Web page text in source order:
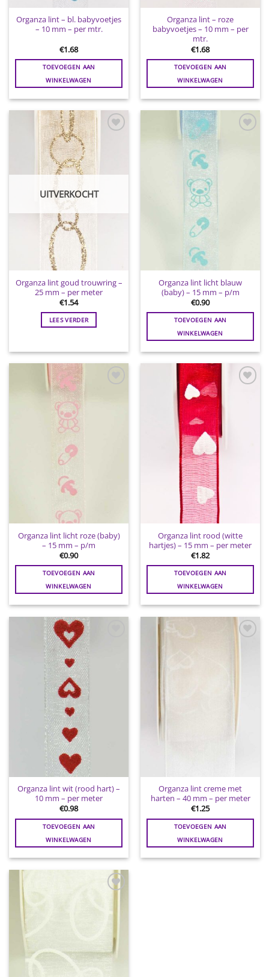
Organza lint – bl. babyvoetjes
– 10 mm – per mtr.
€1.68
TOEVOEGEN AAN
WINKELWAGEN
Organza lint – roze
babyvoetjes – 10 mm – per
mtr.
€1.68
TOEVOEGEN AAN
WINKELWAGEN
Toevoegen
UITVERKOCHT
Organza lint goud trouwring –
25 mm – per meter
€1.54
LEES VERDER
Organza lint licht blauw
(baby) – 15 mm – p/m
€0.90
TOEVOEGEN AAN
WINKELWAGEN
Organza lint licht roze (baby)
– 15 mm – p/m
€0.90
TOEVOEGEN AAN
WINKELWAGEN
Organza lint rood (witte
hartjes) – 15 mm – per meter
€1.82
TOEVOEGEN AAN
WINKELWAGEN
Toevoegen
Organza lint wit (rood hart) –
10 mm – per meter
€0.98
TOEVOEGEN AAN
WINKELWAGEN
Organza lint creme met
harten – 40 mm – per meter
€1.25
TOEVOEGEN AAN
WINKELWAGEN